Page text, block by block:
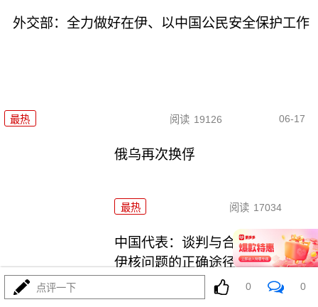
外交部：全力做好在伊、以中国公民安全保护工作
最热 阅读 19126 06-17
俄乌再次换俘
最热 阅读 17034
中国代表：谈判与合作才是解决
伊核问题的正确途径
19467
点评一下 0 0